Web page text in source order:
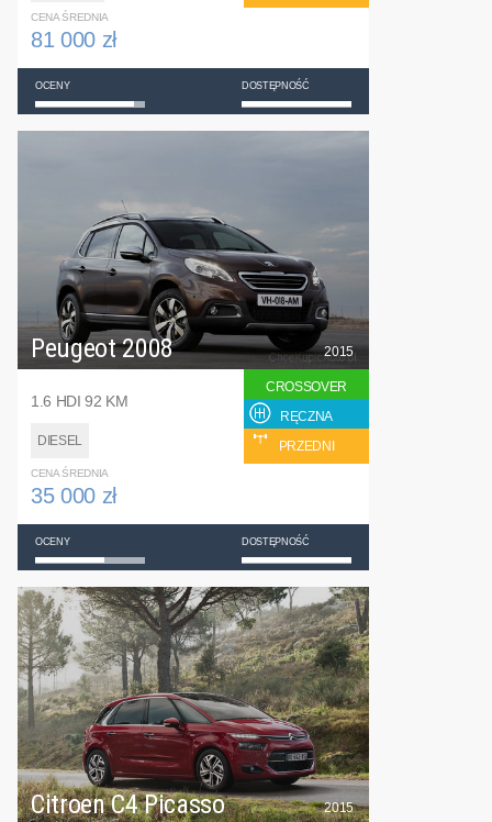
CENA ŚREDNIA
81 000 zł
OCENY DOSTĘPNOŚĆ
Peugeot 2008
1.6 HDI 92 KM
DIESEL
2015
CROSSOVER
RĘCZNA
PRZEDNI
CENA ŚREDNIA
35 000 zł
OCENY DOSTĘPNOŚĆ
Citroen C4 Picasso 2015